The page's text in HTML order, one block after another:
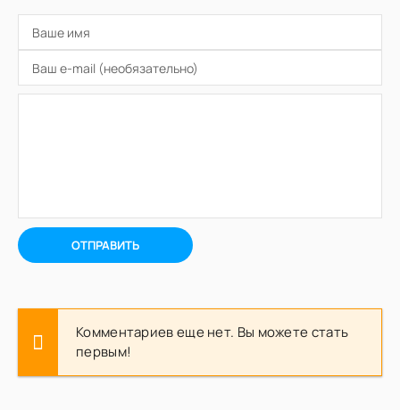
ОТПРАВИТЬ
Комментариев еще нет. Вы можете стать
первым!